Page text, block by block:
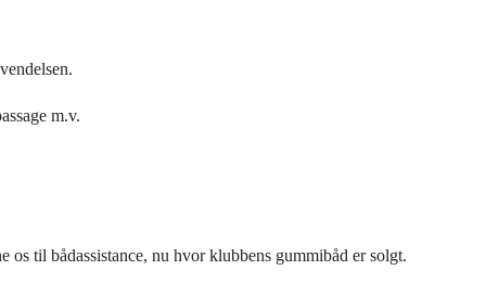
m.v.
til bådassistance, nu hvor klubbens gummibåd er solgt.